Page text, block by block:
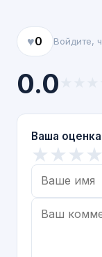
♥0 Войдите,
0.0
Ваша
★★★★